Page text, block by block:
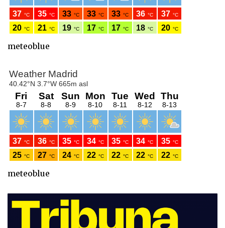
meteoblue
meteoblue